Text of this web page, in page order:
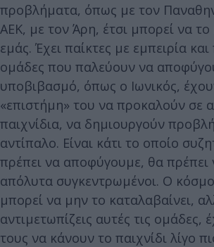
προβλήματα, όπως με τον
ΑΕΚ, με τον Άρη, έτσι μπορεί να
εμάς. Έχει παίκτες με εμπειρία
ομάδες που παλεύουν να
υποβιβασμό, όπως ο Ιωνικός,
«επιστήμη» του να προκαλούν σε
παιχνίδια, να δημιουργούν
αντίπαλο. Είναι κάτι το οποίο
πρέπει να αποφύγουμε, θα πρέπει
απόλυτα συγκεντρωμένοι. Ο
μπορεί να μην το καταλαβαίνει,
αντιμετωπίζεις αυτές τις ομάδες,
τους να κάνουν το παιχνίδι λίγο